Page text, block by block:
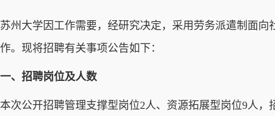
苏州大学因工作需要，经研究决定，采用劳务派遣制面向
。现将招聘有关事项公告如下：
一、招聘岗位及人数
本次公开招聘管理支撑型岗位2人、资源拓展型岗位9人